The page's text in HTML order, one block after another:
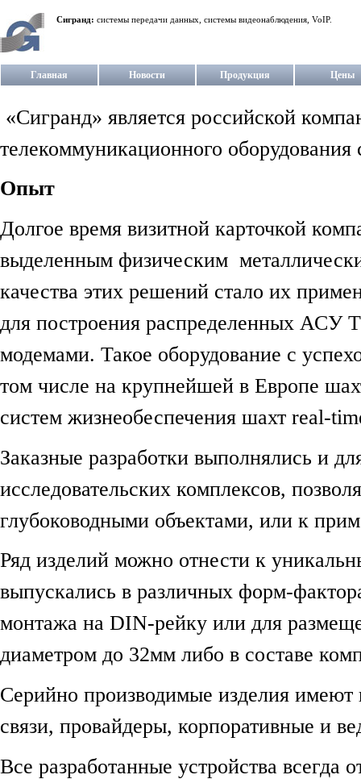
Сигранд: системы передачи данных, системы видеонаблюдения, VoIP.
Главная Новости Продукция Цены
«Сигранд» является российской
телекоммуникационного оборудования
Опыт
Долгое время визитной карточкой
выделенным физическим
качества этих решений стало их
для построения распределенных АСУ
модемами. Такое оборудование с
том числе на крупнейшей в Европе
систем жизнеобеспечения шахт real-
Заказные разработки выполнялись и
исследовательских комплексов,
глубоководными объектами, или к
Ряд изделий можно отнести к
выпускались в различных форм-
монтажа на DIN-рейку или для
диаметром до 32мм либо в составе
Серийно производимые изделия
связи, провайдеры, корпоративные и
Все разработанные устройства всегда